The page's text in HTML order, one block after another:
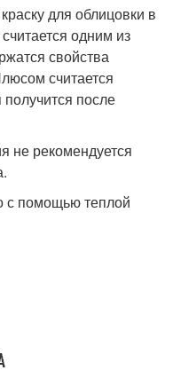
для облицовки в
одним из
свойства
считается
после
не рекомендуется
с помощью теплой